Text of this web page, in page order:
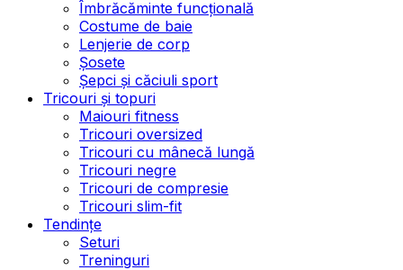
Îmbrăcăminte funcțională
Costume de baie
Lenjerie de corp
Șosete
Șepci și căciuli sport
Tricouri și topuri
Maiouri fitness
Tricouri oversized
Tricouri cu mânecă lungă
Tricouri negre
Tricouri de compresie
Tricouri slim-fit
Tendințe
Seturi
Treninguri